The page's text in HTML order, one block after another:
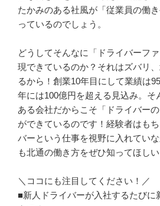
たかみのある社風が「従業員の働
っているのでしょう。
どうしてそんなに「ドライバーフ
現できているのか？それはズバリ
るから！創業10年目にして業績は
年には100億円を超える見込み。そ
ある会社だからこそ「ドライバーの
ができているのです！経験者はも
バーという仕事を視野に入れてい
も北通の働き方をぜひ知ってほしい
＼ココにも注目してください！／
■新人ドライバーが入社するたびに